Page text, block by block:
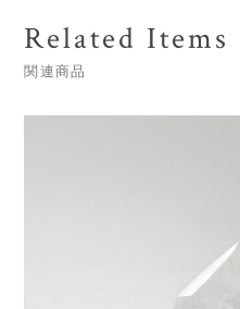
Related Items
関連商品